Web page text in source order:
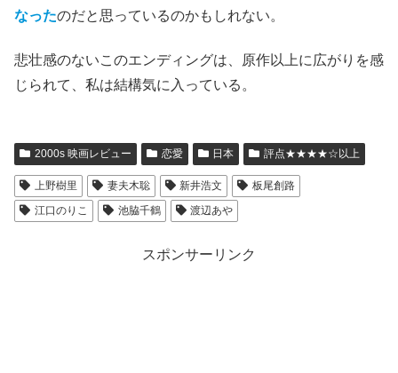
なったのだと思っているのかもしれない。
悲壮感のないこのエンディングは、原作以上に広がりを感
じられて、私は結構気に入っている。
2000s 映画レビュー 恋愛 日本 評点★★★★☆以上
上野樹里 妻夫木聡 新井浩文
板尾創路
江口のりこ
池脇千鶴 渡辺あや
スポンサーリンク